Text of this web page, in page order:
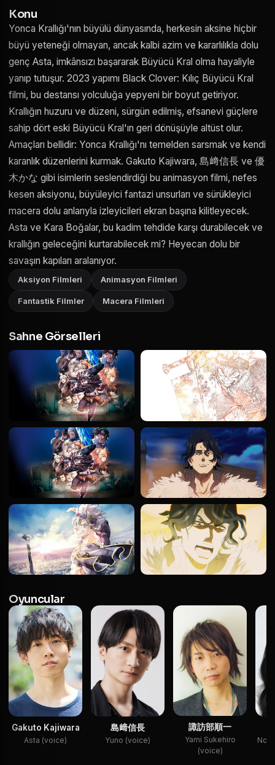
Konu
Yonca Krallığı'nın büyülü dünyasında, herkesin aksine hiçbir
büyü yeteneği olmayan, ancak kalbi azim ve kararlılıkla dolu
genç Asta, imkânsızı başararak Büyücü Kral olma hayaliyle
yanıp tutuşur. 2023 yapımı Black Clover: Kılıç Büyücü Kral
filmi, bu destansı yolculuğa yepyeni bir boyut getiriyor.
Krallığın huzuru ve düzeni, sürgün edilmiş, efsanevi güçlere
sahip dört eski Büyücü Kral'ın geri dönüşüyle altüst olur.
Amaçları bellidir: Yonca Krallığı'nı temelden sarsmak ve kendi
karanlık düzenlerini kurmak. Gakuto Kajiwara, 島﨑信長 ve 優
木かな gibi isimlerin seslendirdiği bu animasyon filmi, nefes
kesen aksiyonu, büyüleyici fantazi unsurları ve sürükleyici
macera dolu anlarıyla izleyicileri ekran başına kilitleyecek.
Asta ve Kara Boğalar, bu kadim tehdide karşı durabilecek ve
krallığın geleceğini kurtarabilecek mi? Heyecan dolu bir
savaşın kapıları aralanıyor.
Aksiyon Filmleri Animasyon Filmleri
Fantastik Filmler Macera Filmleri
Sahne Görselleri
Oyuncular
Gakuto Kajiwara
Asta (voice)
島﨑信長
Yuno (voice)
諏訪部順一
Yami Sukehiro
(voice)